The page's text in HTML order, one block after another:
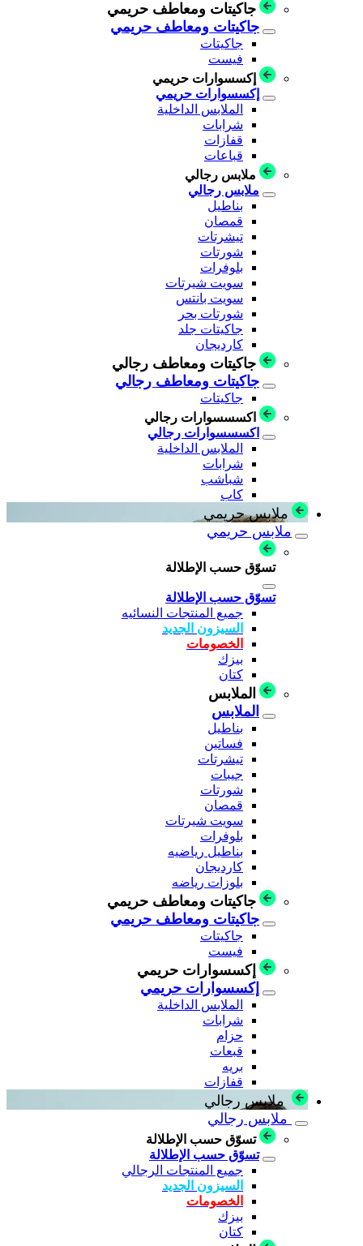
جاكيتات ومعاطف حريمي
جاكيتات ومعاطف حريمي
جاكيتات
فيست
إكسسوارات حريمي
إكسسوارات حريمي
الملابس الداخلية
شرابات
قفازات
قباعات
ملابس رجالي
ملابس رجالي
بناطيل
قمصان
تيشرتات
شورتات
بلوفرات
سويت شيرتات
سويت بانتس
شورتات بحر
جاكيتات جلد
كارديجان
جاكيتات ومعاطف رجالي
جاكيتات ومعاطف رجالي
جاكيتات
اكسسسوارات رجالي
اكسسسوارات رجالي
الملابس الداخلية
شرابات
شباشب
كاب
ملابس حريمي
ملابس حريمي
تسوّق حسب الإطلالة
تسوّق حسب الإطلالة
جميع المنتجات النسائيه
السيزون الجديد
الخصومات
بيزك
كتان
الملابس
الملابس
بناطيل
فساتين
تيشرتات
جيبات
شورتات
قمصان
سويت شيرتات
بلوفرات
بناطيل رياضيه
كارديجان
بلوزات رياضه
جاكيتات ومعاطف حريمي
جاكيتات ومعاطف حريمي
جاكيتات
فيست
إكسسوارات حريمي
إكسسوارات حريمي
الملابس الداخلية
شرابات
حزام
قبعات
بريه
قفازات
ملابس رجالي
ملابس رجالي
تسوّق حسب الإطلالة
تسوّق حسب الإطلالة
جميع المنتجات الرجالي
السيزون الجديد
الخصومات
بيزك
كتان